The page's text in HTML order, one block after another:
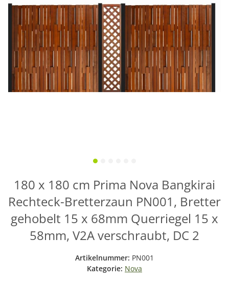
180 x 180 cm Prima Nova Bangkirai
Rechteck-Bretterzaun PN001, Bretter
gehobelt 15 x 68mm Querriegel 15 x
58mm, V2A verschraubt, DC 2
Artikelnummer: PN001
Kategorie: Nova